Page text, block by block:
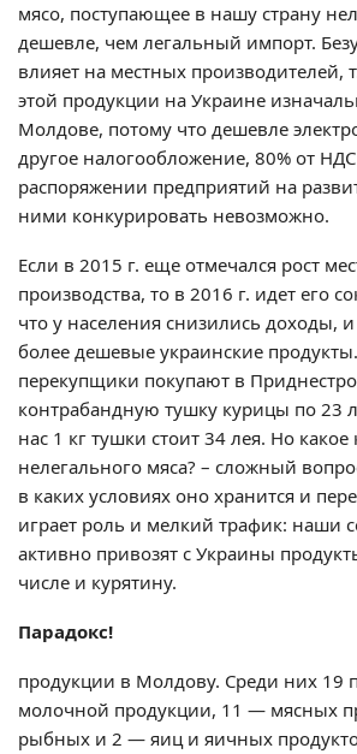
мясо, поступающее в нашу страну
дешевле, чем легальный импорт.
влияет на местных производителей,
этой продукции на Украине
Молдове, потому что дешевле
другое налогообложение, 80% от НДС
распоряжении предприятий на
ними конкурировать невозможно.
Если в 2015 г. еще отмечался рост
производства, то в 2016 г. идет его
что у населения снизились доходы,
более дешевые украинские
перекупщики покупают в
контрабандную тушку курицы по 23
нас 1 кг тушки стоит 34 лея. Но какое
нелегального мяса? – сложный
в каких условиях оно хранится и
играет роль и мелкий трафик: наши
активно привозят с Украины
числе и курятину.
Парадокс!
продукции в Молдову. Среди них 19
молочной продукции, 11 — мясных
рыбных и 2 — яиц и яичных